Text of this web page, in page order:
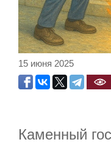
15 июня 2025
Каменный